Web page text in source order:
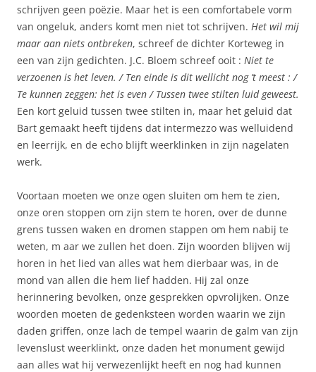
schrijven geen poëzie. Maar het is een comfortabele vorm
van ongeluk, anders komt men niet tot schrijven. Het wil mij
maar aan niets ontbreken, schreef de dichter Korteweg in
een van zijn gedichten. J.C. Bloem schreef ooit : Niet te
verzoenen is het leven. / Ten einde is dit wellicht nog ’t meest : /
Te kunnen zeggen: het is even / Tussen twee stilten luid geweest.
Een kort geluid tussen twee stilten in, maar het geluid dat
Bart gemaakt heeft tijdens dat intermezzo was welluidend
en leerrijk, en de echo blijft weerklinken in zijn nagelaten
werk.
Voortaan moeten we onze ogen sluiten om hem te zien,
onze oren stoppen om zijn stem te horen, over de dunne
grens tussen waken en dromen stappen om hem nabij te
weten, m aar we zullen het doen. Zijn woorden blijven wij
horen in het lied van alles wat hem dierbaar was, in de
mond van allen die hem lief hadden. Hij zal onze
herinnering bevolken, onze gesprekken opvrolijken. Onze
woorden moeten de gedenksteen worden waarin we zijn
daden griffen, onze lach de tempel waarin de galm van zijn
levenslust weerklinkt, onze daden het monument gewijd
aan alles wat hij verwezenlijkt heeft en nog had kunnen